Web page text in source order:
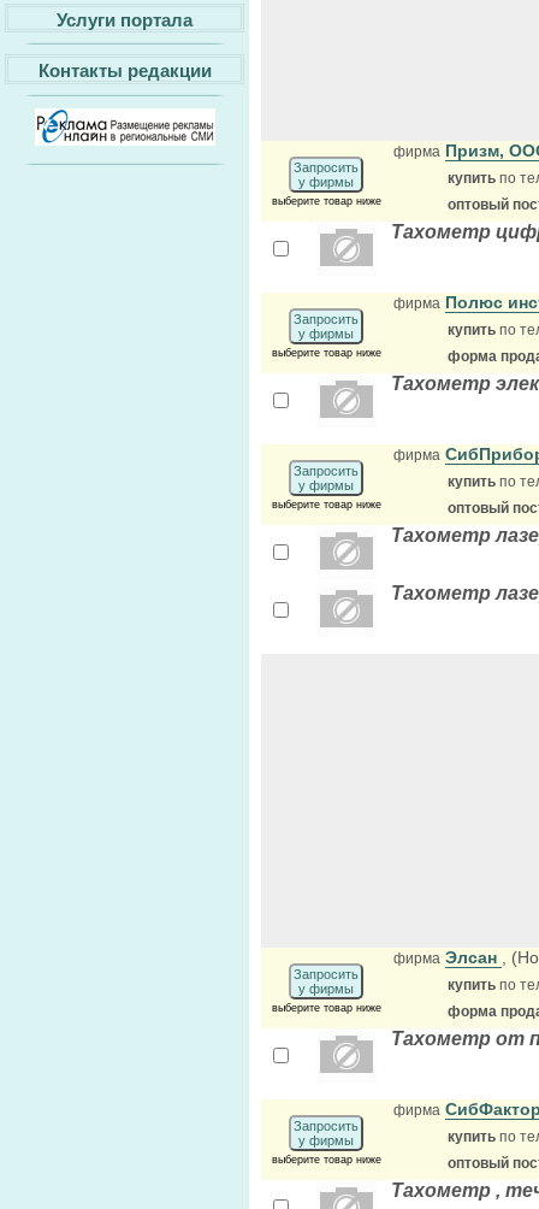
Услуги портала
Контакты редакции
Запросить
у фирмы
выберите товар ниже
фирма Призм,
купить по
оптовый
Тахометр
Запросить
у фирмы
выберите товар ниже
фирма Полюс
купить по
форма
Тахометр
Запросить
у фирмы
выберите товар ниже
фирма
купить по
оптовый
Тахометр
Тахометр
Запросить
у фирмы
выберите товар ниже
фирма Элсан ,
купить по
форма
Тахометр от
Запросить
у фирмы
выберите товар ниже
фирма
купить по
оптовый
Тахометр ,